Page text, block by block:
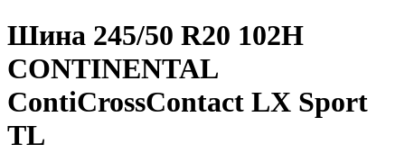
Шина 245/50 R20 102H
CONTINENTAL
ContiCrossContact LX Sport
TL